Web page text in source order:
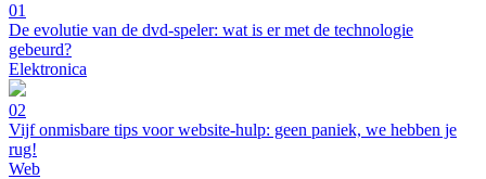
01
De evolutie van de dvd-speler: wat is er met de technologie
gebeurd?
Elektronica
02
Vijf onmisbare tips voor website-hulp: geen paniek, we hebben je
rug!
Web